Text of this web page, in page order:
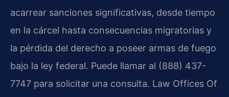
acarrear sanciones significativas, desde tiempo
en la cárcel hasta consecuencias migratorias y
la pérdida del derecho a poseer armas de fuego
bajo la ley federal. Puede llamar al (888) 437-
7747 para solicitar una consulta. Law Offices Of